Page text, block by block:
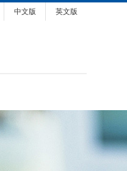
英文版
中文版